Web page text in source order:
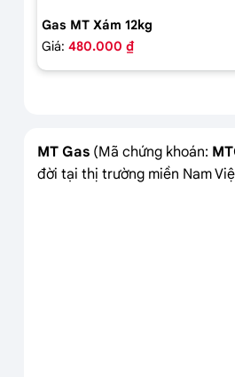
Gas MT Xám 12kg
Giá: 480.000 ₫
MT Gas (Mã chứng khoán:
đời tại thị trường miền Nam